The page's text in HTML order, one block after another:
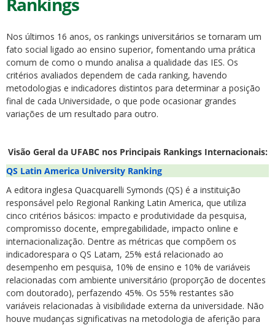
Nos últimos 16 anos, os rankings universitários se tornaram um
fato social ligado ao ensino superior, fomentando uma prática
comum de como o mundo analisa a qualidade das IES. Os
critérios avaliados dependem de cada ranking, havendo
metodologias e indicadores distintos para determinar a posição
final de cada Universidade, o que pode ocasionar grandes
variações de um resultado para outro.
Visão Geral da UFABC nos Principais Rankings Internacionais:
QS Latin America University Ranking
A editora inglesa Quacquarelli Symonds (QS) é a instituição
responsável pelo Regional Ranking Latin America, que utiliza
cinco critérios básicos: impacto e produtividade da pesquisa,
compromisso docente, empregabilidade, impacto online e
internacionalização. Dentre as métricas que compõem os
indicadorespara o QS Latam, 25% está relacionado ao
desempenho em pesquisa, 10% de ensino e 10% de variáveis
relacionadas com ambiente universitário (proporção de docentes
com doutorado), perfazendo 45%. Os 55% restantes são
variáveis relacionadas à visibilidade externa da universidade. Não
houve mudanças significativas na metodologia de aferição para